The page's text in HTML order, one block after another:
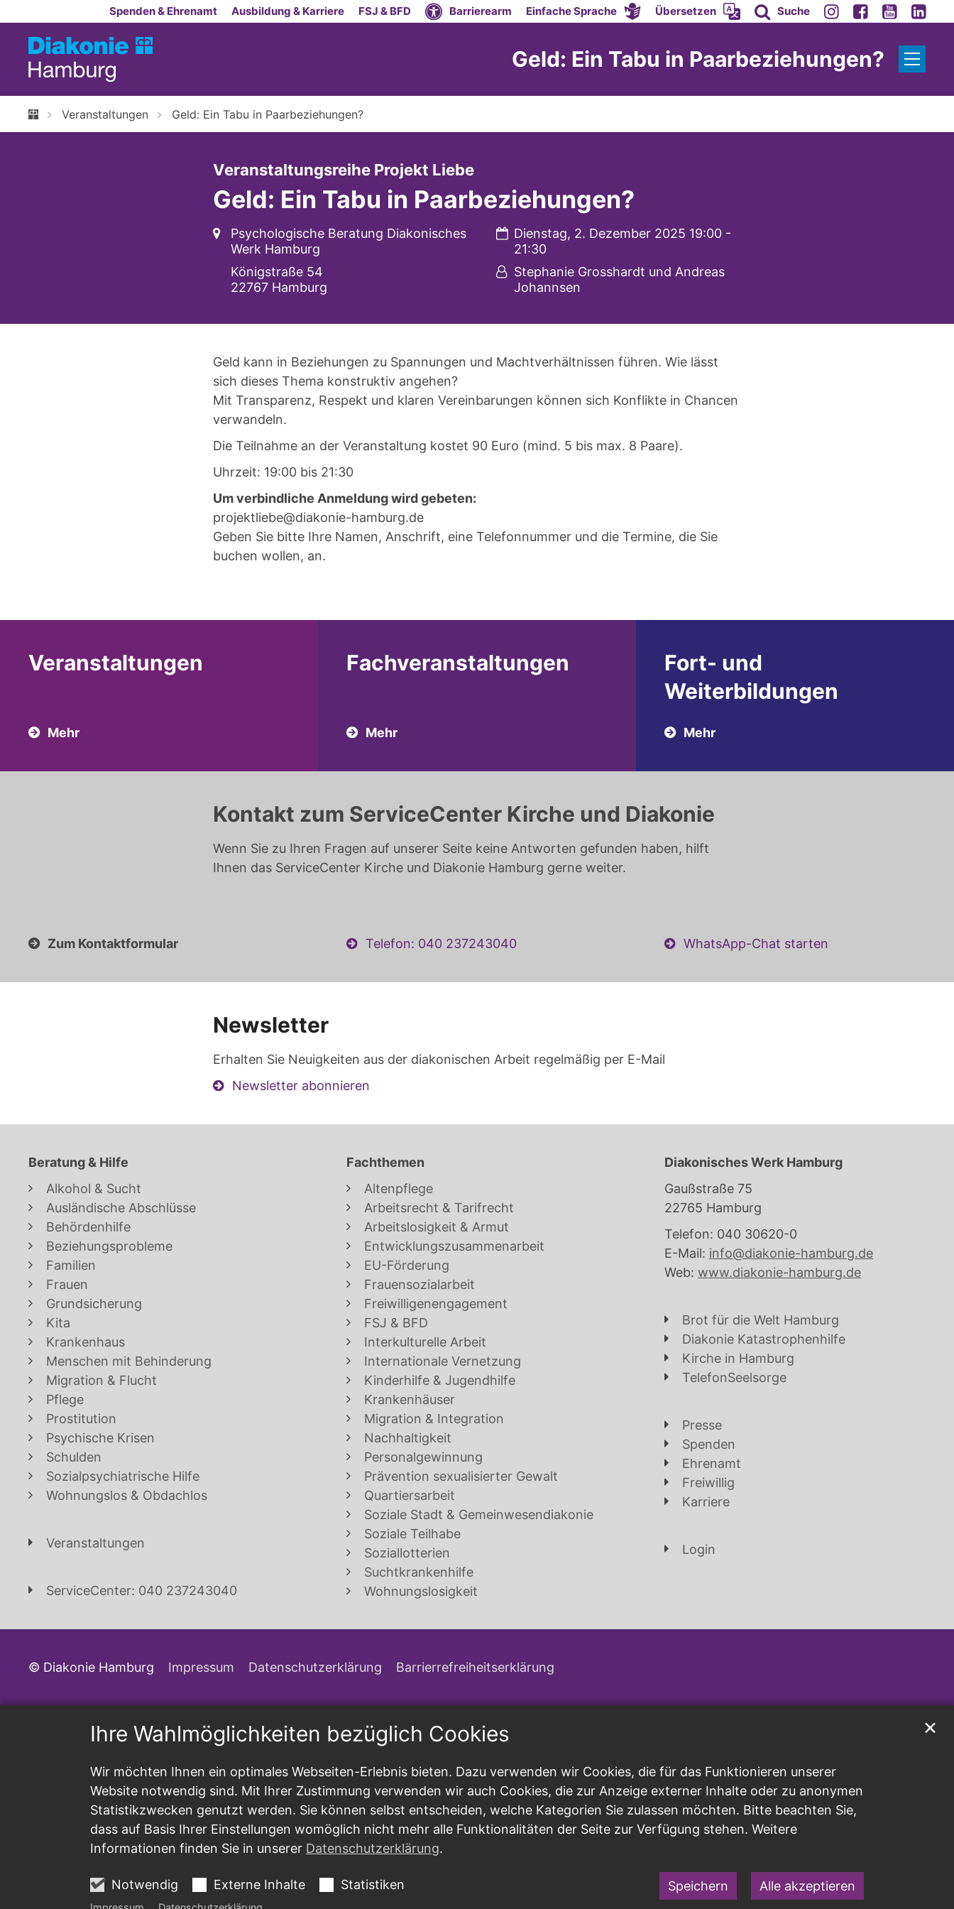
Ihre Wahlmöglichkeiten bezüglich Cookies
Wir möchten Ihnen ein optimales Webseiten-Erlebnis bieten. Dazu verwenden wir Cookies, die für das Funktionieren unserer
Website notwendig sind. Mit Ihrer Zustimmung verwenden wir auch Cookies, die zur Anzeige externer Inhalte oder zu anonymen
Statistikzwecken genutzt werden. Sie können selbst entscheiden, welche Kategorien Sie zulassen möchten. Bitte beachten Sie,
dass auf Basis Ihrer Einstellungen womöglich nicht mehr alle Funktionalitäten der Seite zur Verfügung stehen. Weitere
Informationen finden Sie in unserer Datenschutzerklärung.
Notwendig Externe Inhalte Statistiken Speichern Alle akzeptieren
✕
Zum Inhalt springenSpenden & Ehrenamt Ausbildung & Karriere FSJ & BFD Barrierearm Einfache Sprache Übersetzen Suche
Geld: Ein Tabu in Paarbeziehungen?
Veranstaltungen Geld: Ein Tabu in Paarbeziehungen?
Veranstaltungsreihe Projekt Liebe:
Geld: Ein Tabu in Paarbeziehungen?
Datum:
Dienstag, 2. Dezember 2025 19:00 -
21:30
Von:Stephanie Grosshardt und Andreas
Johannsen
Ort:Psychologische Beratung Diakonisches
Werk Hamburg
Königstraße 54
22767 Hamburg
Geld kann in Beziehungen zu Spannungen und Machtverhältnissen führen. Wie lässt
sich dieses Thema konstruktiv angehen?
Mit Transparenz, Respekt und klaren Vereinbarungen können sich Konflikte in Chancen
verwandeln.
Die Teilnahme an der Veranstaltung kostet 90 Euro (mind. 5 bis max. 8 Paare).
Uhrzeit: 19:00 bis 21:30
Um verbindliche Anmeldung wird gebeten:
projektliebe@diakonie-hamburg.de
Geben Sie bitte Ihre Namen, Anschrift, eine Telefonnummer und die Termine, die Sie
buchen wollen, an.
Veranstaltungen
Mehr
Fach­veranstaltungen
Mehr
Fort- und
Weiterbildungen
Mehr
Kontakt zum ServiceCenter Kirche und Diakonie
Wenn Sie zu Ihren Fragen auf unserer Seite keine Antworten gefunden haben, hilft
Ihnen das ServiceCenter Kirche und Diakonie Hamburg gerne weiter.
Zum Kontaktformular Telefon: 040 237243040 WhatsApp-Chat starten
Newsletter
Erhalten Sie Neuigkeiten aus der diakonischen Arbeit regelmäßig per E-Mail
Newsletter abonnieren
Beratung & Hilfe
Alkohol & Sucht
Ausländische Abschlüsse
Behördenhilfe
Beziehungsprobleme
Familien
Frauen
Grundsicherung
Kita
Krankenhaus
Menschen mit Behinderung
Migration & Flucht
Pflege
Prostitution
Psychische Krisen
Schulden
Sozialpsychiatrische Hilfe
Wohnungslos & Obdachlos
Veranstaltungen
ServiceCenter: 040 237243040
Fachthemen
Altenpflege
Arbeitsrecht & Tarifrecht
Arbeitslosigkeit & Armut
Entwicklungszusammenarbeit
EU-Förderung
Frauensozialarbeit
Freiwilligenengagement
FSJ & BFD
Interkulturelle Arbeit
Internationale Vernetzung
Kinderhilfe & Jugendhilfe
Krankenhäuser
Migration & Integration
Nachhaltigkeit
Personalgewinnung
Prävention sexualisierter Gewalt
Quartiersarbeit
Soziale Stadt & Gemeinwesendiakonie
Soziale Teilhabe
Soziallotterien
Suchtkrankenhilfe
Wohnungslosigkeit
Diakonisches Werk Hamburg
Gaußstraße 75
22765 Hamburg
Telefon: 040 30620-0
E-Mail: info@diakonie-hamburg.de
Web: www.diakonie-hamburg.de
Brot für die Welt Hamburg
Diakonie Katastrophenhilfe
Kirche in Hamburg
TelefonSeelsorge
Presse
Spenden
Ehrenamt
Freiwillig
Karriere
Login
© Diakonie Hamburg Impressum Datenschutzerklärung Barrierrefreiheitserklärung